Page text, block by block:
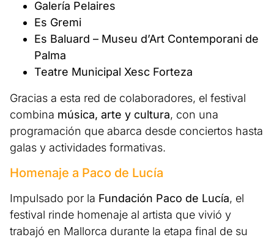
Galería Pelaires
Es Gremi
Es Baluard – Museu d’Art Contemporani de
Palma
Teatre Municipal Xesc Forteza
Gracias a esta red de colaboradores, el festival
combina música, arte y cultura, con una
programación que abarca desde conciertos hasta
galas y actividades formativas.
Homenaje a Paco de Lucía
Impulsado por la Fundación Paco de Lucía, el
festival rinde homenaje al artista que vivió y
trabajó en Mallorca durante la etapa final de su